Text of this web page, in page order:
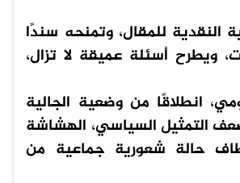
النقدية للمقال، وتمنحه سندًا
ويطرح أسئلة عميقة لا تزال،
انطلاقًا من وضعية الجالية
ضعف التمثيل السياسي، الهشاشة
حالة شعورية جماعية من